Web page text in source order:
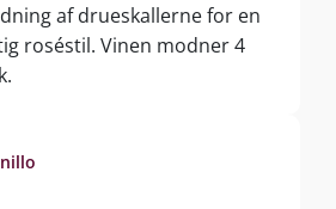
af drueskallerne for en
roséstil. Vinen modner 4